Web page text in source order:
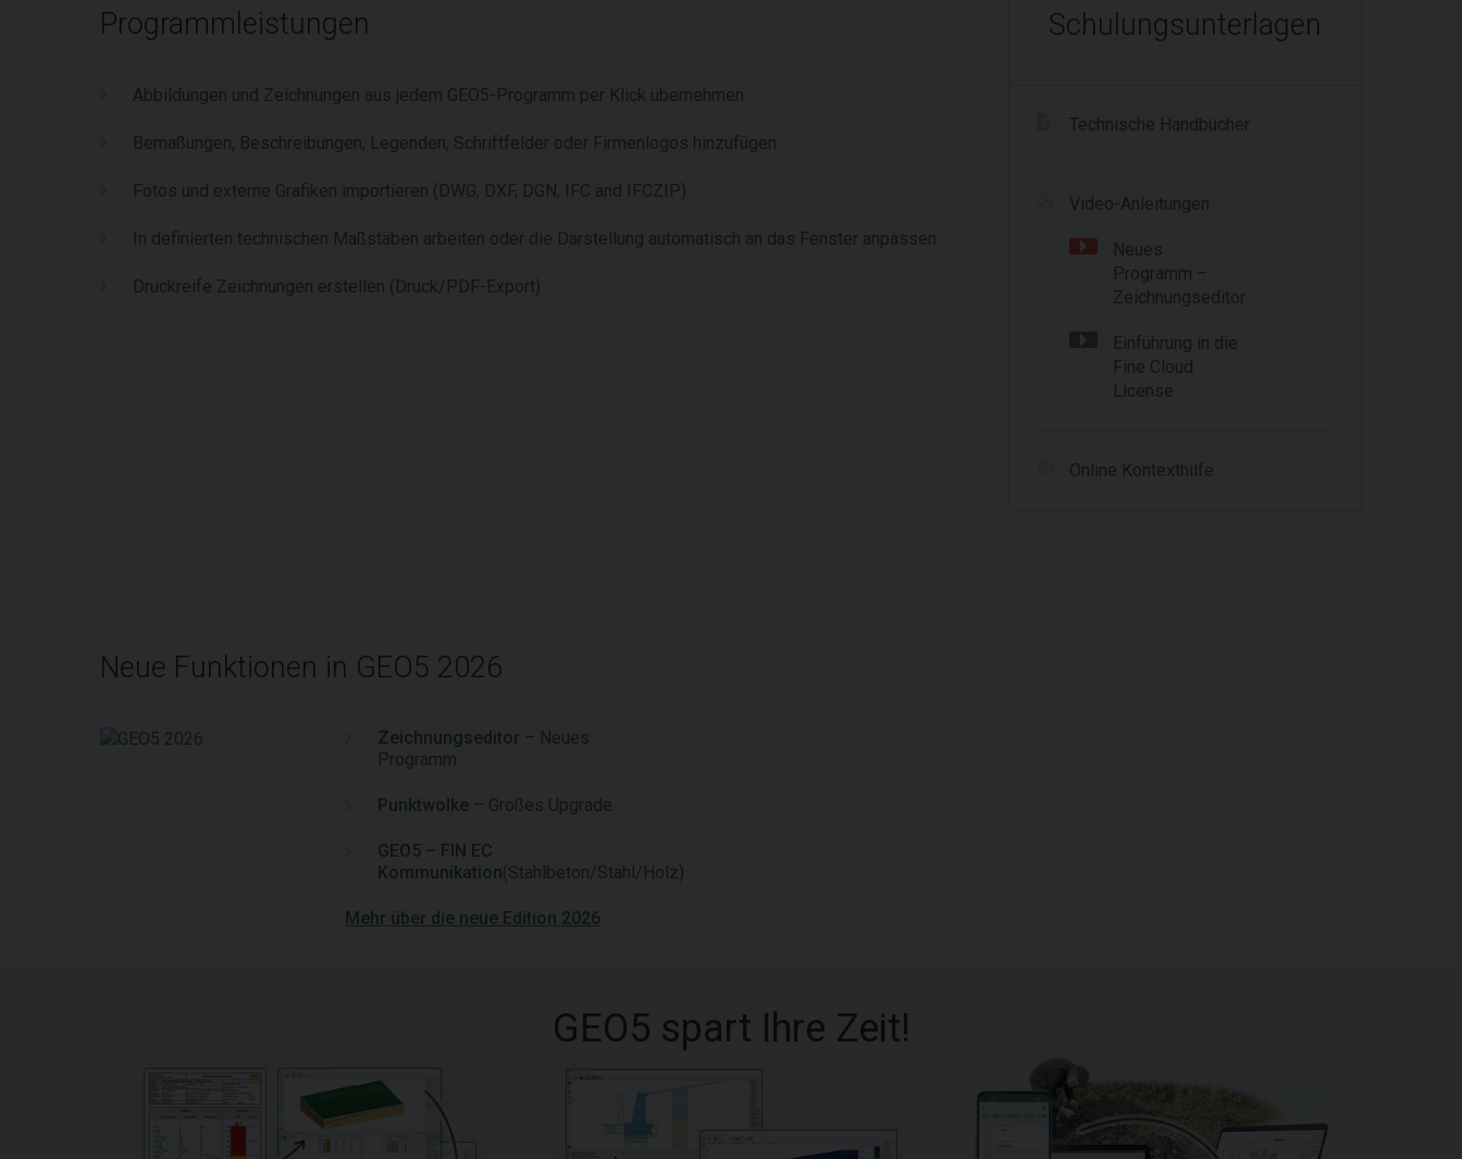
Programmleistungen
Abbildungen und Zeichnungen aus jedem GEO5-Programm per Klick übernehmen
Bemaßungen, Beschreibungen, Legenden, Schriftfelder oder Firmenlogos hinzufügen
Fotos und externe Grafiken importieren (DWG, DXF, DGN, IFC and IFCZIP)
In definierten technischen Maßstäben arbeiten oder die Darstellung automatisch an das Fenster anpassen
Druckreife Zeichnungen erstellen (Druck/PDF-Export)
Schulungsunterlagen
Technische Handbücher
Video-Anleitungen
Neues
Programm –
Zeichnungseditor
Einführung in die
Fine Cloud
License
Online Kontexthilfe
Neue Funktionen in GEO5 2026
Zeichnungseditor – Neues
Programm
Punktwolke – Großes Upgrade
GEO5 – FIN EC
Kommunikation(Stahlbeton/Stahl/Holz)
Mehr über die neue Edition 2026
GEO5 spart Ihre Zeit!